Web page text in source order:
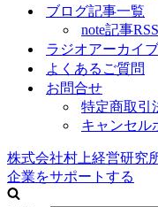
ブログ記事一覧
note記事RSS
ラジオアーカイブ
よくあるご質問
お問合せ
特定商取引
キャンセル
株式会社村上経営研究
企業をサポートする